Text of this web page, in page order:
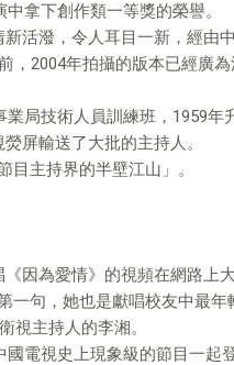
拿下創作類一等獎的榮譽。
活潑，令人耳目一新，經由
，2004年拍攝的版本已經廣
局技術人員訓練班，1959年
屏輸送了大批的主持人。
主持界的半壁江山」。
因為愛情》的視頻在網路上
句，她也是獻唱校友中最年
視主持人的李湘。
電視史上現象級的節目一起